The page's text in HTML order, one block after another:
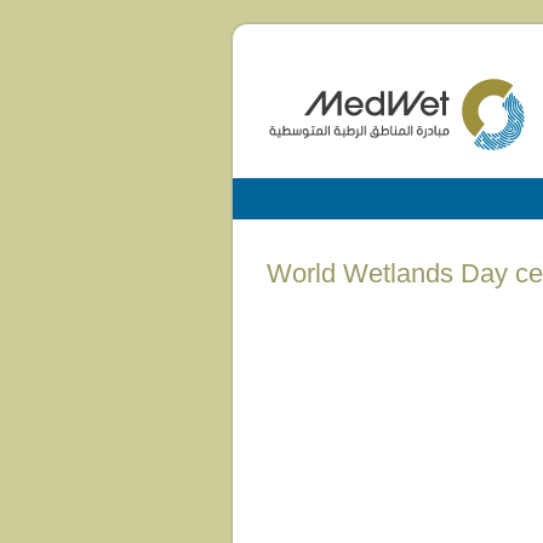
(English) World Wetlands